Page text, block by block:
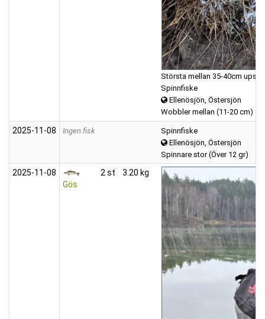
Största mellan 35-40cm
Spinnfiske
Ellenösjön, Östersjön
Wobbler mellan (11-20 cm)
2025‑11‑08 Ingen fisk
Spinnfiske
Ellenösjön, Östersjön
Spinnare stor (Över 12 gr)
2025‑11‑08
Gös
2 st 3.20 kg